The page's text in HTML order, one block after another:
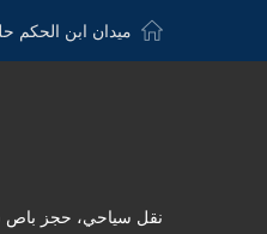
ميدان ابن الحكم
نقل سياحي، حجز باص